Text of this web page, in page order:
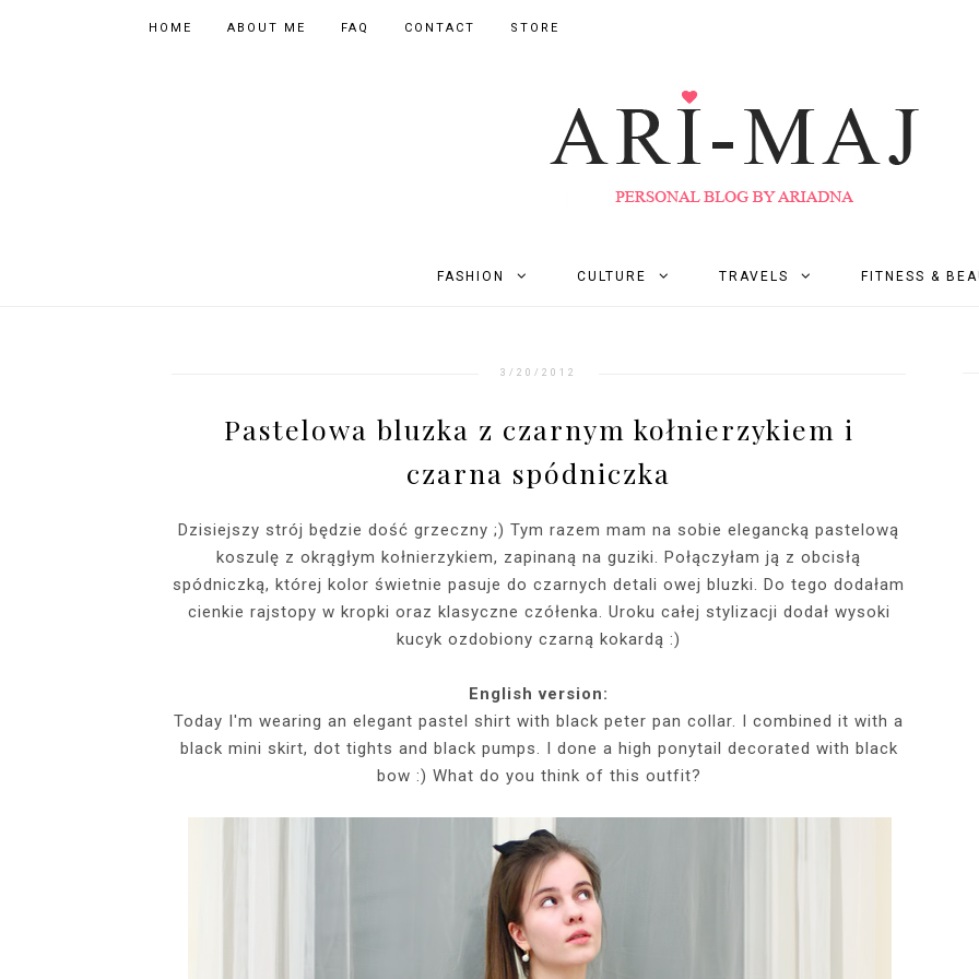
HOME ABOUT ME FAQ CONTACT STORE
FASHION
SHOPPING
EVENTS
INSIDE HER FRAME - MY NEW
SENSUAL PHOTOBOOK
MY 34TH BIRTHDAY! FEELING
MORE ME THAN EVER :)
2025 - THE
PHOTOS ON
CULTURE
EVENTS
SZARY TOP, KRÓTKA SKÓRZANA
SPÓDNICZKA, CZARNE
KTÓRYMI PRAGNĘ SIĘ Z WAMI
PODZIELIĆ
RÓŻOWY SWETER Z DEKOLTEM,
SZARA SPÓDNICZKA I CZARNE
PRAGNĘ SIĘ Z WAMI PODZIELIĆ
FALBANAMI,
I SZPILKI +
PRAGNĘ SIĘ Z
TRAVELS
ASIA
GDZIE POWSTAJĄ MOJE
BUDUAROWE SESJE + 100 ZŁ DO
AIRBNB
NIEZNANE OBLICZE LUWRU:
DLACZEGO MONA LISA STAŁA
WENUS Z MILO?
WIZYTA W
FITNESS &
BEAUTY
BIAŁY SPORTOWY STANIK,
CZARNE LEGGINSY I
WIZYTA W POZNAŃSKIEJ
PRACOWNI FRYZJERSKIEJ CUT
JAKIEGO
CZYM
WŁOSY?
3/20/2012
Pastelowa bluzka z czarnym kołnierzykiem i
czarna spódniczka
Dzisiejszy strój będzie dość grzeczny ;) Tym razem mam na sobie elegancką pastelową
koszulę z okrągłym kołnierzykiem, zapinaną na guziki. Połączyłam ją z obcisłą
spódniczką, której kolor świetnie pasuje do czarnych detali owej bluzki. Do tego dodałam
cienkie rajstopy w kropki oraz klasyczne czółenka. Uroku całej stylizacji dodał wysoki
kucyk ozdobiony czarną kokardą :)
English version:
Today I'm wearing an elegant pastel shirt with black peter pan collar. I combined it with a
black mini skirt, dot tights and black pumps. I done a high ponytail decorated with black
bow :) What do you think of this outfit?